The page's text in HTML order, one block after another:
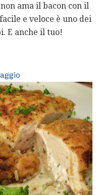
ama il bacon con il
e veloce è uno dei
E anche il tuo!